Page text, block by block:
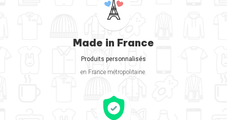
Made in France
Produits personnalisés
en France métropolitaine.